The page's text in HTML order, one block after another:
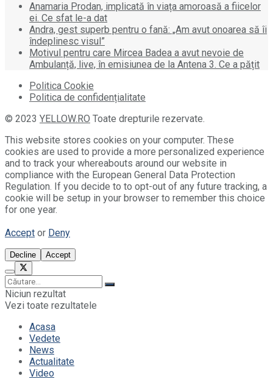
Anamaria Prodan, implicată în viața amoroasă a fiicelor
ei. Ce sfat le-a dat
Andra, gest superb pentru o fană: „Am avut onoarea să îi
îndeplinesc visul”
Motivul pentru care Mircea Badea a avut nevoie de
Ambulanță, live, în emisiunea de la Antena 3. Ce a pățit
Politica Cookie
Politica de confidențialitate
© 2023 YELLOW.RO Toate drepturile rezervate.
This website stores cookies on your computer. These
cookies are used to provide a more personalized experience
and to track your whereabouts around our website in
compliance with the European General Data Protection
Regulation. If you decide to to opt-out of any future tracking, a
cookie will be setup in your browser to remember this choice
for one year.
Accept or Deny
Decline Accept
Niciun rezultat
Vezi toate rezultatele
Acasa
Vedete
News
Actualitate
Video